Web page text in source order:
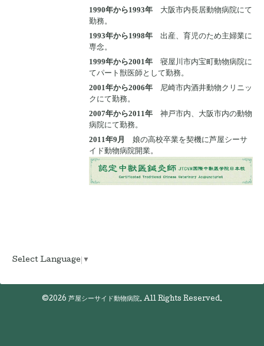
1990年から1993年 大阪市内長居動物病院にて
勤務。
1993年から1998年 出産、育児のため主婦業に
専念。
1999年から2001年 寝屋川市内宝町動物病院に
てパート獣医師として勤務。
2001年から2006年 尼崎市内酒井動物クリニッ
クにて勤務。
2007年から2011年 神戸市内、大阪市内の動物
病院にて勤務。
2011年9月
娘の高校卒業を契機に芦屋シーサ
イド動物病院開業。
Select Language ▼
©2026 芦屋シーサイド動物病院. All Rights Reserved.